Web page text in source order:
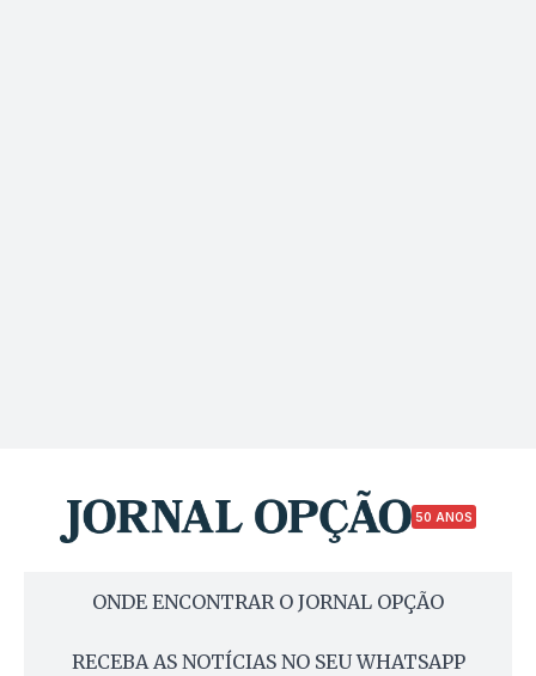
50 ANOS
ONDE ENCONTRAR O JORNAL OPÇÃO
RECEBA AS NOTÍCIAS NO SEU WHATSAPP